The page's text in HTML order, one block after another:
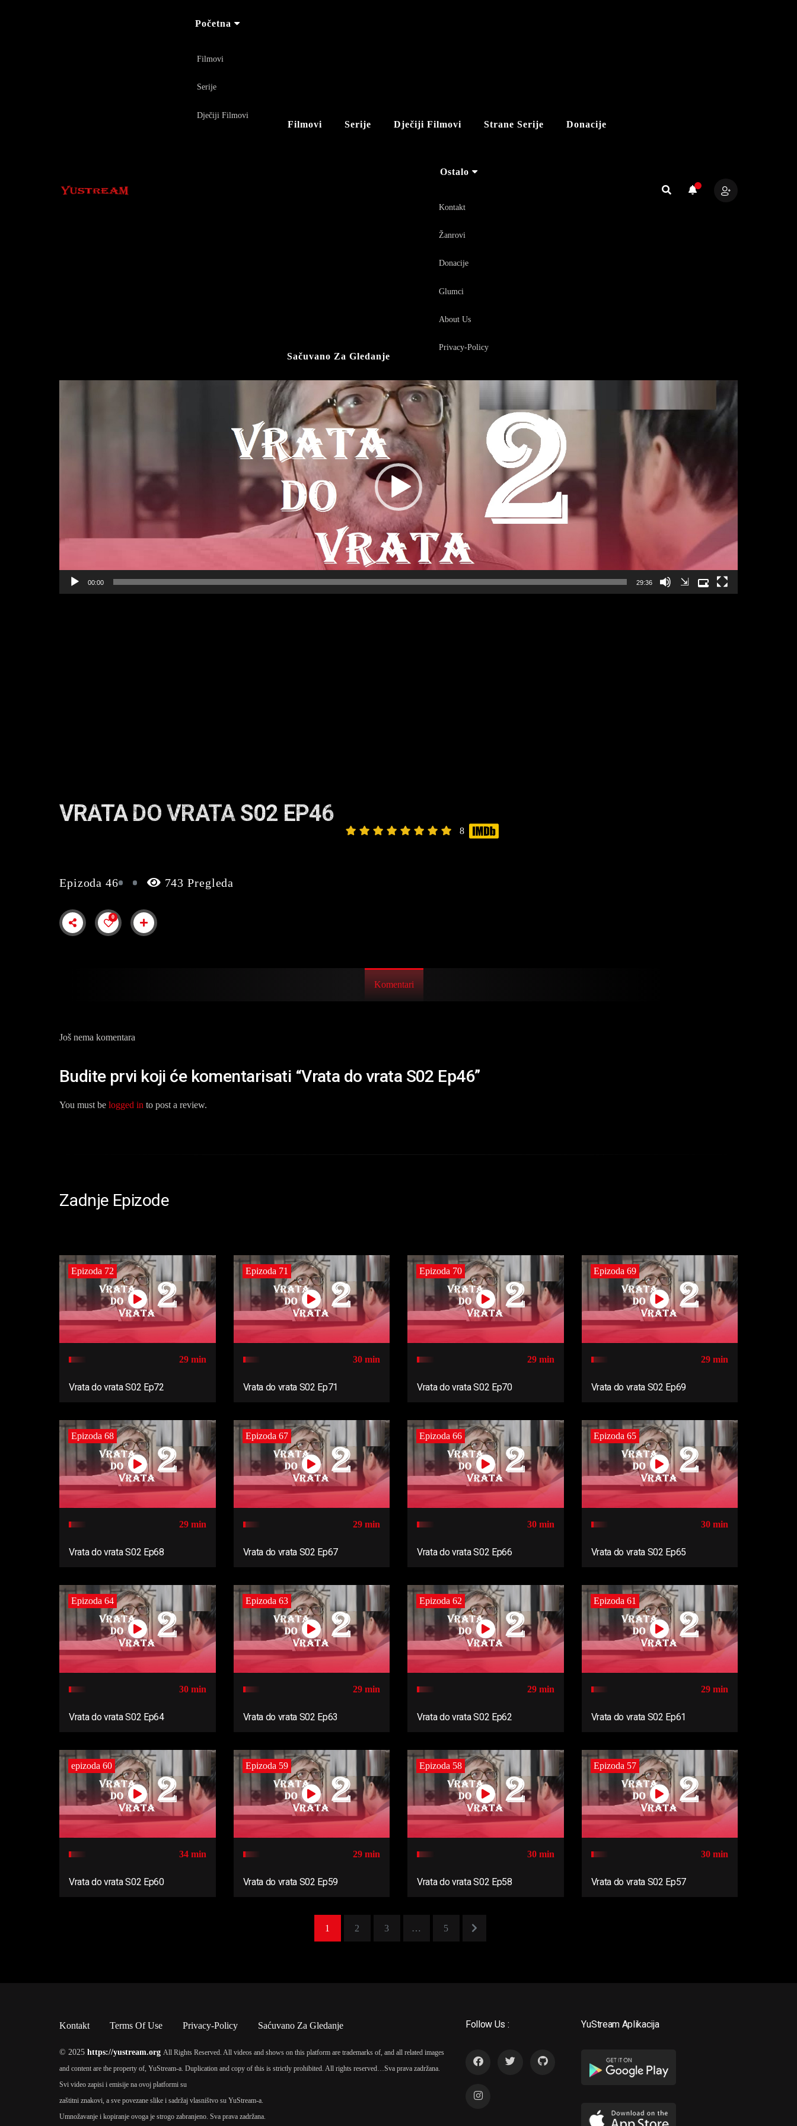
Početna
Filmovi
Serije
Dječiji Filmovi
Filmovi Serije Dječiji Filmovi Strane Serije Donacije
Sačuvano Za Gledanje
Ostalo
Kontakt
Žanrovi
Donacije
Glumci
About Us
Privacy-Policy
00:00 29:36 ⇲
VRATA DO VRATA S02 EP46
8
Epizoda 46 743 Pregleda
0
Komentari
Još nema komentara
Budite prvi koji će komentarisati “Vrata do vrata S02 Ep46”
You must be logged in to post a review.
Zadnje Epizode
Epizoda 72
29 min
Vrata do vrata S02 Ep72
Epizoda 71
30 min
Vrata do vrata S02 Ep71
Epizoda 70
29 min
Vrata do vrata S02 Ep70
Epizoda 69
29 min
Vrata do vrata S02 Ep69
Epizoda 68
29 min
Vrata do vrata S02 Ep68
Epizoda 67
29 min
Vrata do vrata S02 Ep67
Epizoda 66
30 min
Vrata do vrata S02 Ep66
Epizoda 65
30 min
Vrata do vrata S02 Ep65
Epizoda 64
30 min
Vrata do vrata S02 Ep64
Epizoda 63
29 min
Vrata do vrata S02 Ep63
Epizoda 62
29 min
Vrata do vrata S02 Ep62
Epizoda 61
29 min
Vrata do vrata S02 Ep61
epizoda 60
34 min
Vrata do vrata S02 Ep60
Epizoda 59
29 min
Vrata do vrata S02 Ep59
Epizoda 58
30 min
Vrata do vrata S02 Ep58
Epizoda 57
30 min
Vrata do vrata S02 Ep57
1 2 3 … 5
Kontakt Terms Of Use Privacy-Policy Saćuvano Za Gledanje
© 2025 https://yustream.org All Rights Reserved. All videos and shows on this platform are trademarks of, and all related images
and content are the property of, YuStream-a. Duplication and copy of this is strictly prohibited. All rights reserved…Sva prava zadržana.
Svi video zapisi i emisije na ovoj platformi su
zaštitni znakovi, a sve povezane slike i sadržaj vlasništvo su YuStream-a.
Umnožavanje i kopiranje ovoga je strogo zabranjeno. Sva prava zadržana.
Follow Us : YuStream Aplikacija